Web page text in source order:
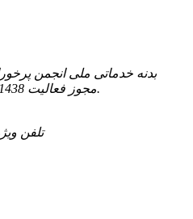
بدنه خدماتی ملی انجمن
مجوز فعالیت 31438 در کشور ایران فعال می‌باشد.
تلفن